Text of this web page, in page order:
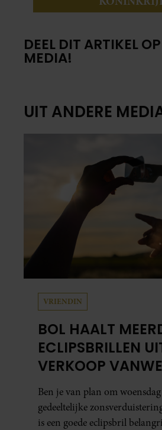
DEEL DIT ARTIKEL
MEDIA!
UIT ANDERE
VRIENDIN
BOL HAALT
ECLIPSBRILLEN
VERKOOP
TWIJFELS OVER
Ben je van plan om
gedeeltelijke
is een goede eclipsbril